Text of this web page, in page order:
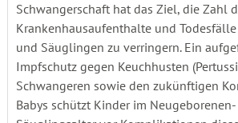
Schwangerschaft hat das Ziel, die Zahl
Krankenhausaufenthalte und
und Säuglingen zu verringern. Ein
Impfschutz gegen Keuchhusten
Schwangeren sowie den zukünftigen
Babys schützt Kinder im